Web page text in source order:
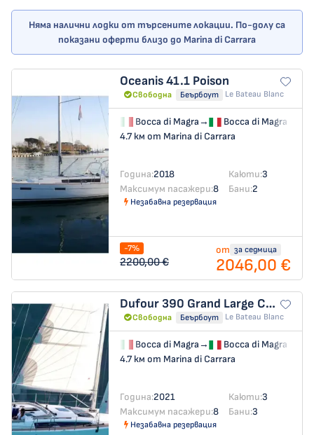
Няма налични лодки от търсените локации. По-долу са
показани оферти близо до Marina di Carrara
Oceanis 41.1 Poison
Свободна Беърбоут Le Bateau Blanc
Bocca di Magra→
Bocca di Magra
4.7 км от Marina di Carrara
Година:2018 Каюти:3
Максимум пасажери:8 Бани:2
Незабавна резервация
-7%
2200,00 €
от за седмица
2046,00 €
Dufour 390 Grand Large Cuir Noir
Свободна Беърбоут Le Bateau Blanc
Bocca di Magra→
Bocca di Magra
4.7 км от Marina di Carrara
Година:2021 Каюти:3
Максимум пасажери:8 Бани:3
Незабавна резервация